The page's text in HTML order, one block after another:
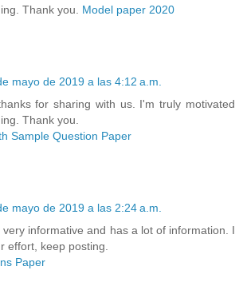
Thank you. Model paper 2020
mayo de 2019 a las 4:12 a.m.
for sharing with us. I'm truly motivated
Thank you.
Sample Question Paper
mayo de 2019 a las 2:24 a.m.
very informative and has a lot of information. I
effort, keep posting.
Paper